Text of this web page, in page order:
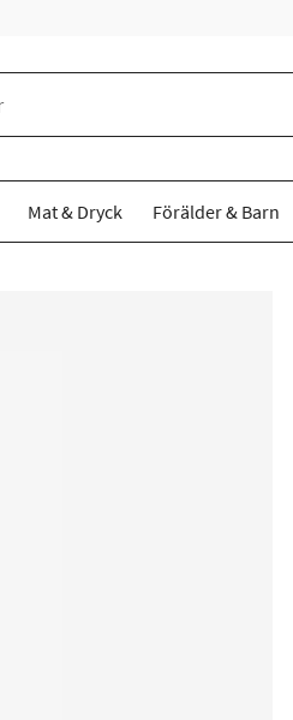
Mat & Dryck Förälder & Barn